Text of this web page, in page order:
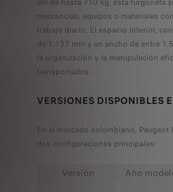
mercancías, equipos o materiales
trabajo diario. El espacio interior,
de 1.137 mm y un ancho de entre
la organización y la manipulación
transportados.
VERSIONES DISPONIBLES
En el mercado colombiano, Peugeot
dos configuraciones principales:
Versión
Año